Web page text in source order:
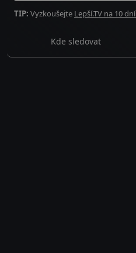
TIP: Vyzkoušejte Lepší.TV na 10
Kde sledovat